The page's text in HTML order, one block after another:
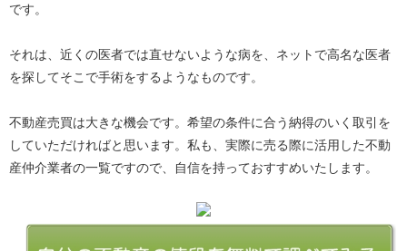
です。
それは、近くの医者では直せないような病を、ネットで高名な医者
を探してそこで手術をするようなものです。
不動産売買は大きな機会です。希望の条件に合う納得のいく取引を
していただければと思います。私も、実際に売る際に活用した不動
産仲介業者の一覧ですので、自信を持っておすすめいたします。